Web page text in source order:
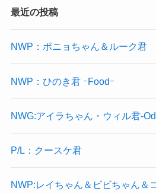
最近の投稿
NWP：ポニョちゃん＆ルーク君
NWP：ひのき君 ｰFoodｰ
NWG:アイラちゃん・ウィル君-
P/L：クースケ君
NWP:レイちゃん＆ビビちゃん＆